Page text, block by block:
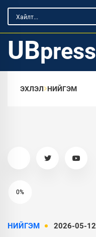
UB
ЭХЛЭЛ НИЙГЭМ
0%
НИЙГЭМ 2026-05-